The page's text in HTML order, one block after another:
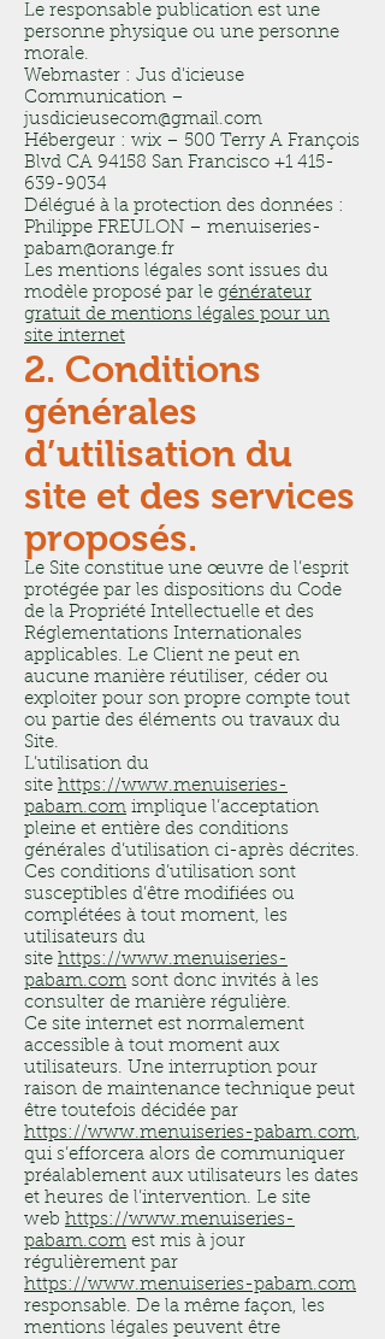
Le responsable publication est une
personne physique ou une personne
morale.
Webmaster : Jus d'icieuse
Communication –
jusdicieusecom@gmail.com
Hébergeur : wix – 500 Terry A François
Blvd CA 94158 San Francisco +1 415-
639-9034
Délégué à la protection des données :
Philippe FREULON – menuiseries-
pabam@orange.fr
Les mentions légales sont issues du
modèle proposé par le générateur
gratuit de mentions légales pour un
site internet
2. Conditions
générales
d’utilisation du
site et des services
proposés.
Le Site constitue une œuvre de l’esprit
protégée par les dispositions du Code
de la Propriété Intellectuelle et des
Réglementations Internationales
applicables. Le Client ne peut en
aucune manière réutiliser, céder ou
exploiter pour son propre compte tout
ou partie des éléments ou travaux du
Site.
L’utilisation du
site https://www.menuiseries-
pabam.com implique l’acceptation
pleine et entière des conditions
générales d’utilisation ci-après décrites.
Ces conditions d’utilisation sont
susceptibles d’être modifiées ou
complétées à tout moment, les
utilisateurs du
site https://www.menuiseries-
pabam.com sont donc invités à les
consulter de manière régulière.
Ce site internet est normalement
accessible à tout moment aux
utilisateurs. Une interruption pour
raison de maintenance technique peut
être toutefois décidée par
https://www.menuiseries-pabam.com,
qui s’efforcera alors de communiquer
préalablement aux utilisateurs les dates
et heures de l’intervention. Le site
web https://www.menuiseries-
pabam.com est mis à jour
régulièrement par
https://www.menuiseries-pabam.com
responsable. De la même façon, les
mentions légales peuvent être